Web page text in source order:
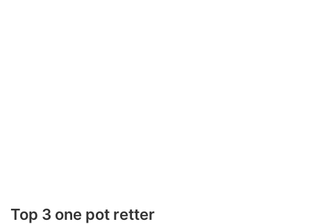
Top 3 one pot retter